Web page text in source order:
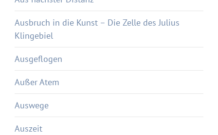
Ausbruch in die Kunst – Die Zelle des Julius
Klingebiel
Ausgeflogen
Außer Atem
Auswege
Auszeit